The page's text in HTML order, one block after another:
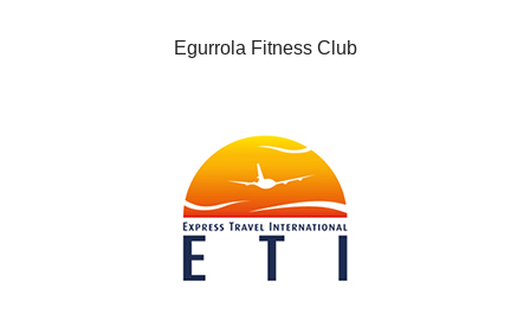
Egurrola Fitness Club